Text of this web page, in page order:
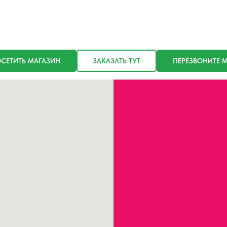
МАГАЗИН ЗАКАЗАТЬ ТУТ ПЕРЕЗВОНИТЕ